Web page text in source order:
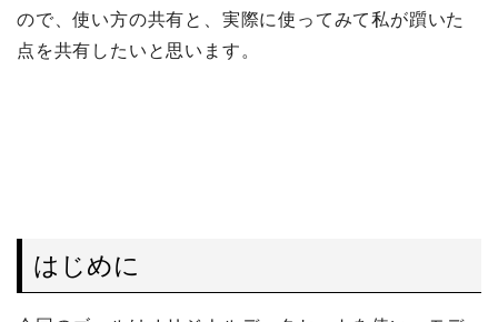
ので、使い方の共有と、実際に使ってみて私が躓いた
点を共有したいと思います。
はじめに